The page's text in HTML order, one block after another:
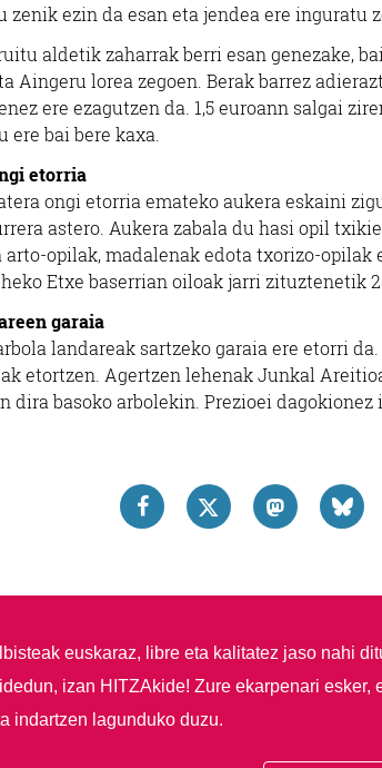
zenik ezin da esan eta jendea ere inguratu
aldetik zaharrak berri esan genezake,
Aingeru lorea zegoen. Berak barrez
ere ezagutzen da. 1,5 euroann salgai
ere bai bere kaxa.
etorria
ongi etorria emateko aukera eskaini
astero. Aukera zabala du hasi opil
arto-opilak, madalenak edota txorizo-
Etxe baserrian oiloak jarri zituztenetik
garaia
landareak sartzeko garaia ere etorri
etortzen. Agertzen lehenak Junkal
dira basoko arbolekin. Prezioei dagokionez
euskaraz, libre eta kalitatez jaso nahi
izan HITZAkide! Zure ekarpenari esker,
indartzen lagunduko duzu.